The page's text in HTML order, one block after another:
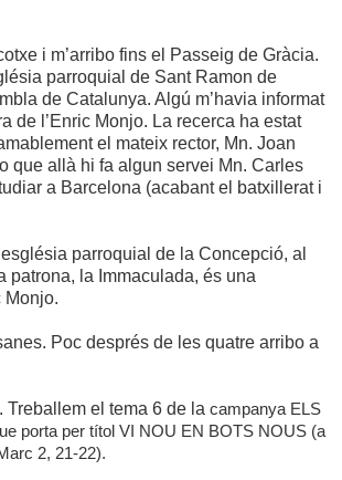
i m’arribo fins el Passeig de Gràcia.
parroquial de Sant Ramon de
de Catalunya. Algú m’havia informat
de l’Enric Monjo. La recerca ha estat
el mateix rector, Mn. Joan
que allà hi fa algun servei Mn. Carles
a Barcelona (acabant el batxillerat i
parroquial de la Concepció, al
patrona, la Immaculada, és una
Monjo.
Poc després de les quatre arribo a
el tema 6 de la campanya ELS
porta per títol VI NOU EN BOTS NOUS (a
2, 21-22).